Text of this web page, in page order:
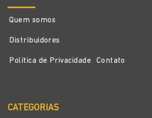
Quem somos
Distribuidores
Política de Privacidade Contato
CATEGORIAS